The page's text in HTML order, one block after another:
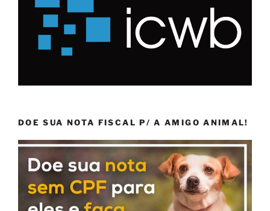
DOE SUA NOTA FISCAL P/ A AMIGO ANIMAL!